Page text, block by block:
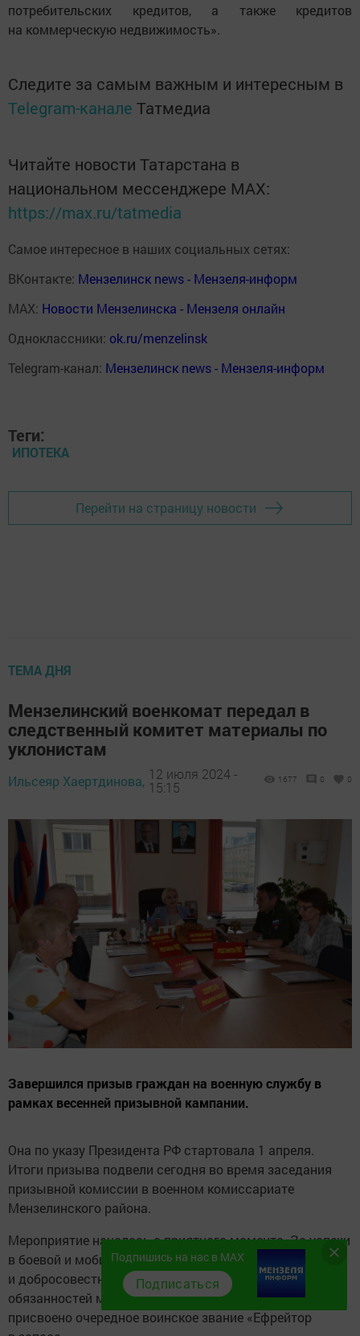
потребительских кредитов, а также кредитов
на коммерческую недвижимость».
Следите за самым важным и интересным в
Telegram-канале Татмедиа
Читайте новости Татарстана в
национальном мессенджере MАХ:
https://max.ru/tatmedia
Самое интересное в наших социальных сетях:
ВКонтакте: Мензелинск news - Мензеля-информ
MAX: Новости Мензелинска - Мензеля онлайн
Одноклассники: ok.ru/menzelinsk
Telegram-канал: Мензелинск news - Мензеля-информ
Теги:
ИПОТЕКА
Перейти на страницу новости
ТЕМА ДНЯ
Мензелинский военкомат передал в
следственный комитет материалы по
уклонистам
Ильсеяр Хаертдинова, 12 июля 2024 -
15:15
1677 0 0
Завершился призыв граждан на военную службу в
рамках весенней призывной кампании.
Она по указу Президента РФ стартовала 1 апреля.
Итоги призыва подвели сегодня во время заседания
призывной комиссии в военном комиссариате
Мензелинского района.
Мероприятие началось с приятного момента. За успехи
в боевой и мобилизационной подготовке, образцовое
и добросовестное выполнение должностных
обязанностей матросу в запасе Марату Мингазову
присвоено очередное воинское звание «Ефрейтор
Подпишись на нас в MAX
Подписаться